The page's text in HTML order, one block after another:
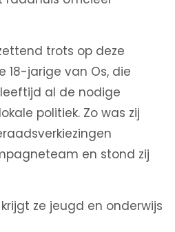
trots op deze
18-jarige van Os, die
al de nodige
politiek. Zo was zij
en stond zij
ze jeugd en onderwijs